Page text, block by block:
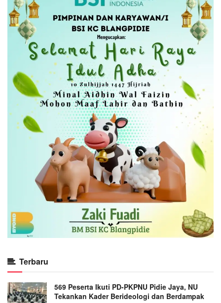
Terbaru
569 Peserta Ikuti PD-PKPNU Pidie Jaya, NU
Tekankan Kader Berideologi dan Berdampak